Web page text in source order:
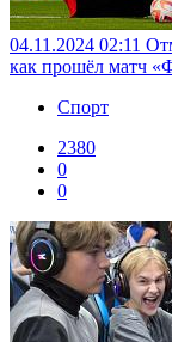
04.11.2024 02:11
как прошёл матч
Спорт
2380
0
0